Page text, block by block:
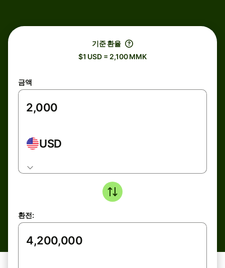
기준 환율
$1 USD = 2,100 MMK
금액
USD
환전: